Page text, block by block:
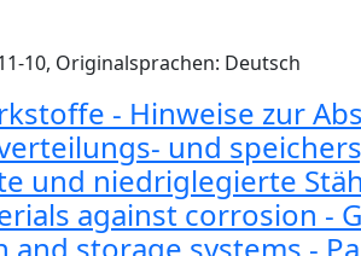
10, Originalsprachen: Deutsch
- Hinweise zur
und
und niedriglegierte
against corrosion -